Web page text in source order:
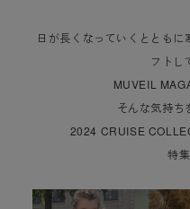
日が長くなっていくととも
フトし
MUVEIL
そんな気持ち
2024 CRUISE
特